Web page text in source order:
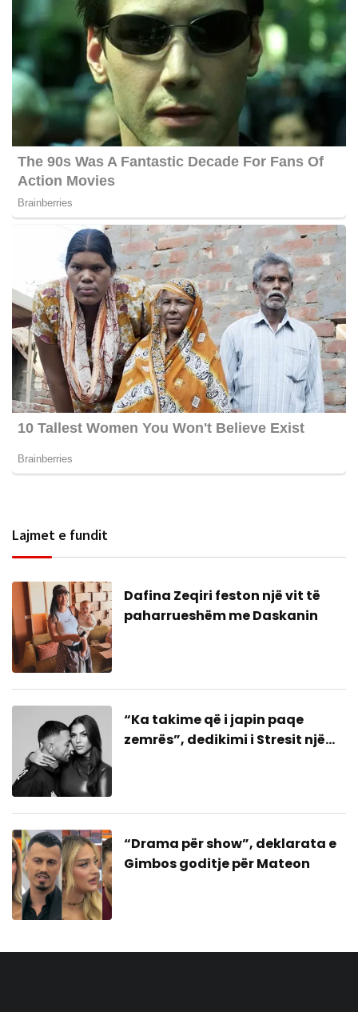
Lajmet e fundit
Dafina Zeqiri feston një vit të
paharrueshëm me Daskanin
“Ka takime që i japin paqe
zemrës”, dedikimi i Stresit një
“Drama për show”, deklarata e
Gimbos goditje për Mateon